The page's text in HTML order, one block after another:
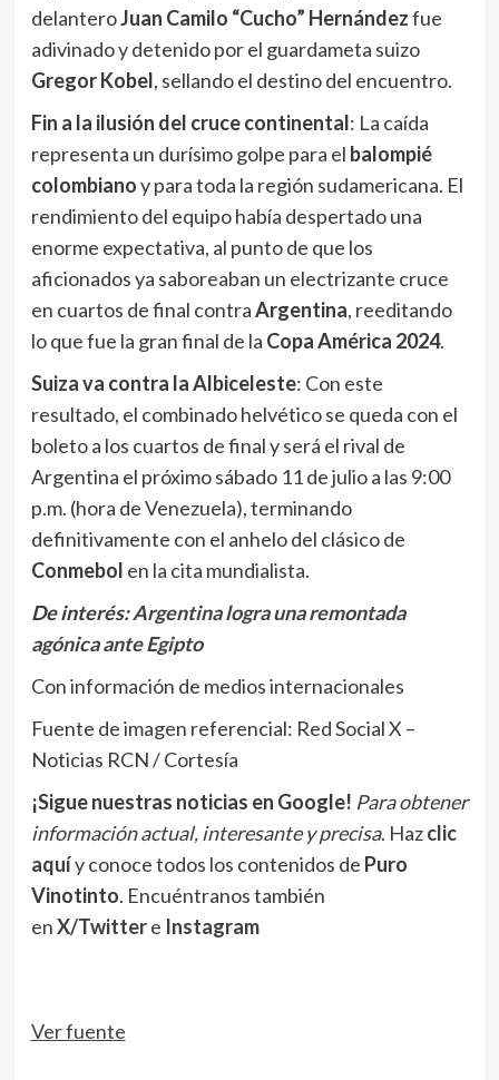
delanteroJuan Camilo “Cucho” Hernándezfue
adivinado y detenido por el guardameta suizo
Gregor Kobel, sellando el destino del encuentro.
Fin a la ilusión del cruce continental: La caída
representa un durísimo golpe para el balompié
colombianoy para toda la región sudamericana. El
rendimiento del equipo había despertado una
enorme expectativa, al punto de que los
aficionados ya saboreaban un electrizante cruce
en cuartos de final contraArgentina, reeditando
lo que fue la gran final de la Copa América 2024.
Suiza va contra la Albiceleste: Con este
resultado, el combinado helvético se queda con el
boleto a los cuartos de final y será el rival de
Argentina el próximo sábado 11 de julio a las 9:00
p.m. (hora de Venezuela), terminando
definitivamente con el anhelo del clásico de
Conmebol en la cita mundialista.
De interés:Argentina logra una remontada
agónica ante Egipto
Con información de medios internacionales
Fuente de imagen referencial: Red Social X –
Noticias RCN / Cortesía
¡Sigue nuestras noticias en Google! Para obtener
información actual, interesante y precisa. Hazclic
aquíy conoce todos los contenidos de Puro
Vinotinto. Encuéntranos también
enX/Twittere Instagram
Ver fuente